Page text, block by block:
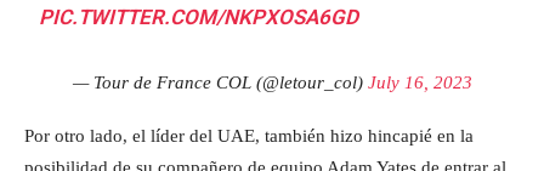
PIC.TWITTER.COM/NKPXOSA6GD
— Tour de France COL (@letour_col) July 16, 2023
Por otro lado, el líder del UAE, también hizo hincapié en la
posibilidad de su compañero de equipo Adam Yates de entrar al